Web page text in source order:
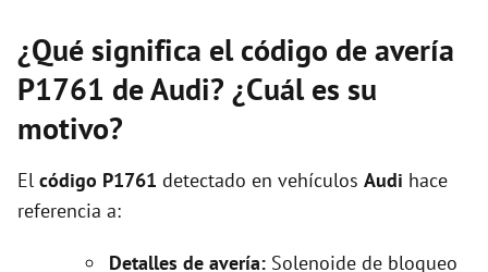
¿Qué significa el código de avería
P1761 de Audi? ¿Cuál es su
motivo?
El código P1761 detectado en vehículos Audi hace
referencia a:
Detalles de avería: Solenoide de bloqueo